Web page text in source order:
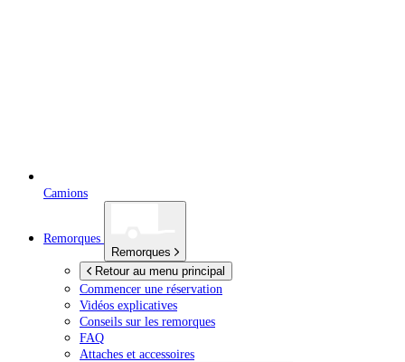
Camions
Remorques
Remorques
Retour au menu principal
Commencer une réservation
Vidéos explicatives
Conseils sur les remorques
FAQ
Attaches et accessoires